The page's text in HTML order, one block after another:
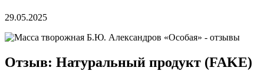
29.05.2025
Отзыв: Натуральный продукт (FAKE)